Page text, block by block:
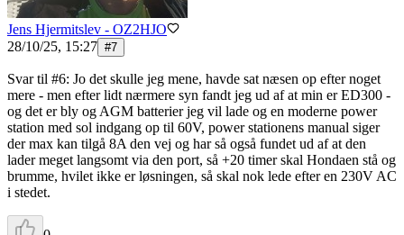
Jens Hjermitslev - OZ2HJO
28/10/25, 15:27 #7
Svar til #6: Jo det skulle jeg mene, havde sat næsen op efter noget
mere - men efter lidt nærmere syn fandt jeg ud af at min er ED300 -
og det er bly og AGM batterier jeg vil lade og en moderne power
station med sol indgang op til 60V, power stationens manual siger
der max kan tilgå 8A den vej og har så også fundet ud af at den
lader meget langsomt via den port, så +20 timer skal Hondaen stå og
brumme, hvilet ikke er løsningen, så skal nok lede efter en 230V AC
i stedet.